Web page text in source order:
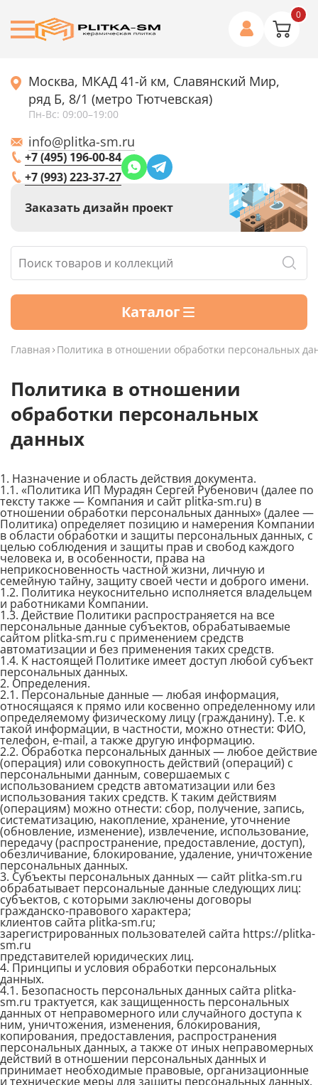
0
Москва, МКАД 41-й км, Славянский Мир,
ряд Б, 8/1 (метро Тютчевская)
Пн-Вс: 09:00–19:00
info@plitka-sm.ru
+7 (495) 196-00-84
+7 (993) 223-37-27
Заказать дизайн проект
Каталог
Главная Политика в отношении обработки персональных
Политика в отношении
обработки персональных
данных
1. Назначение и область действия документа.
1.1. «Политика ИП Мурадян Сергей Рубенович (далее по
тексту также — Компания и сайт plitka-sm.ru) в
отношении обработки персональных данных» (далее —
Политика) определяет позицию и намерения Компании
в области обработки и защиты персональных данных, с
целью соблюдения и защиты прав и свобод каждого
человека и, в особенности, права на
неприкосновенность частной жизни, личную и
семейную тайну, защиту своей чести и доброго имени.
1.2. Политика неукоснительно исполняется владельцем
и работниками Компании.
1.3. Действие Политики распространяется на все
персональные данные субъектов, обрабатываемые
сайтом plitka-sm.ru с применением средств
автоматизации и без применения таких средств.
1.4. К настоящей Политике имеет доступ любой субъект
персональных данных.
2. Определения.
2.1. Персональные данные — любая информация,
относящаяся к прямо или косвенно определенному или
определяемому физическому лицу (гражданину). Т.е. к
такой информации, в частности, можно отнести: ФИО,
телефон, e-mail, а также другую информацию.
2.2. Обработка персональных данных — любое действие
(операция) или совокупность действий (операций) с
персональными данным, совершаемых с
использованием средств автоматизации или без
использования таких средств. К таким действиям
(операциям) можно отнести: сбор, получение, запись,
систематизацию, накопление, хранение, уточнение
(обновление, изменение), извлечение, использование,
передачу (распространение, предоставление, доступ),
обезличивание, блокирование, удаление, уничтожение
персональных данных.
3. Субъекты персональных данных — сайт plitka-sm.ru
обрабатывает персональные данные следующих лиц:
субъектов, с которыми заключены договоры
гражданско-правового характера;
клиентов сайта plitka-sm.ru;
зарегистрированных пользователей сайта https://plitka-
sm.ru
представителей юридических лиц.
4. Принципы и условия обработки персональных
данных.
4.1. Безопасность персональных данных сайта plitka-
sm.ru трактуется, как защищенность персональных
данных от неправомерного или случайного доступа к
ним, уничтожения, изменения, блокирования,
копирования, предоставления, распространения
персональных данных, а также от иных неправомерных
действий в отношении персональных данных и
принимает необходимые правовые, организационные
и технические меры для защиты персональных данных.